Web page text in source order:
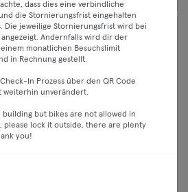
dass dies eine verbindliche
die Stornierungsfrist eingehalten
Die jeweilige Stornierungsfrist wird bei
Andernfalls wird dir der
monatlichen Besuchslimit
in Rechnung gestellt.
In Prozess über den QR Code
weiterhin unverändert.
building but bikes are not allowed in
please lock it outside, there are plenty
you!